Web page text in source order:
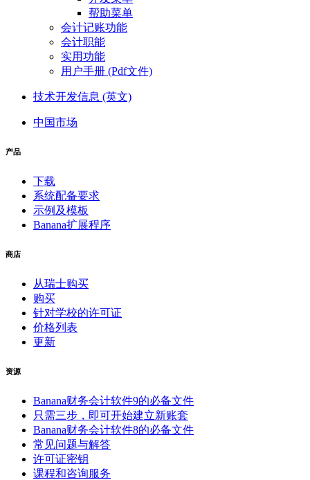
帮助菜单
会计记账功能
会计职能
实用功能
用户手册 (Pdf文件)
技术开发信息 (英文)
中国市场
产品
下载
系统配备要求
示例及模板
Banana扩展程序
商店
从瑞士购买
购买
针对学校的许可证
价格列表
更新
资源
Banana财务会计软件9的必备文件
只需三步，即可开始建立新账套
Banana财务会计软件8的必备文件
常见问题与解答
许可证密钥
课程和咨询服务